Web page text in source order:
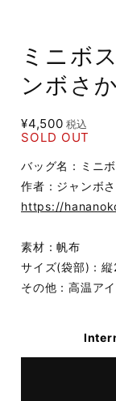
ミニボ
ンボさ
¥4,500 税込
SOLD OUT
バッグ名：ミニ
作者：ジャンボさ
https://
素材：帆布
サイズ(袋部)：
その他：高温ア